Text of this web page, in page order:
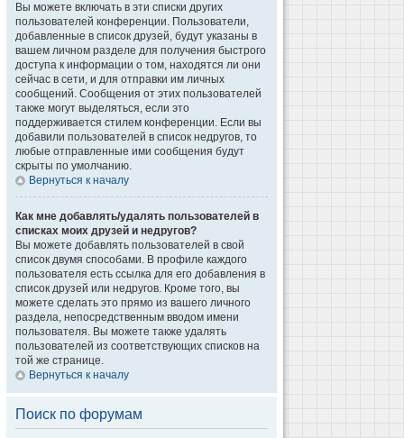
Вы можете включать в эти списки других
пользователей конференции. Пользователи,
добавленные в список друзей, будут указаны в
вашем личном разделе для получения быстрого
доступа к информации о том, находятся ли они
сейчас в сети, и для отправки им личных
сообщений. Сообщения от этих пользователей
также могут выделяться, если это
поддерживается стилем конференции. Если вы
добавили пользователей в список недругов, то
любые отправленные ими сообщения будут
скрыты по умолчанию.
Вернуться к началу
Как мне добавлять/удалять пользователей в
списках моих друзей и недругов?
Вы можете добавлять пользователей в свой
список двумя способами. В профиле каждого
пользователя есть ссылка для его добавления в
список друзей или недругов. Кроме того, вы
можете сделать это прямо из вашего личного
раздела, непосредственным вводом имени
пользователя. Вы можете также удалять
пользователей из соответствующих списков на
той же странице.
Вернуться к началу
Поиск по форумам